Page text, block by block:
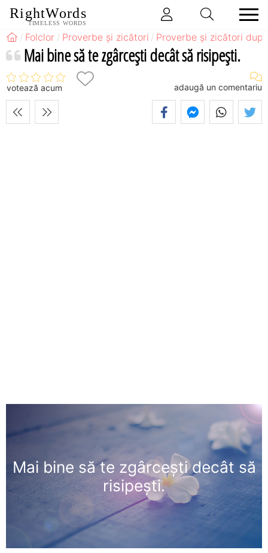
RightWords
TIMELESS WORDS
Folclor Proverbe și zicători Proverbe și zicători
Mai bine să te zgârceşti decât să risipeşti.
votează acum adaugă un comentariu
Mai bine să te zgârceşti decât să
risipeşti.